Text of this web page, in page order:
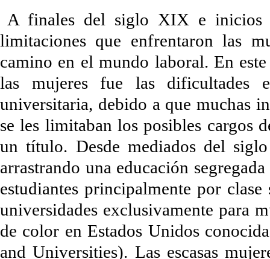
A finales del siglo XIX e inicios
limitaciones que enfrentaron las
camino en el mundo laboral. En
las mujeres fue las dificultades
universitaria, debido a que muchas
se les limitaban los posibles cargos
un título. Desde mediados del
arrastrando una educación
estudiantes principalmente por
universidades exclusivamente para
de color en Estados Unidos
and Universities). Las escasas